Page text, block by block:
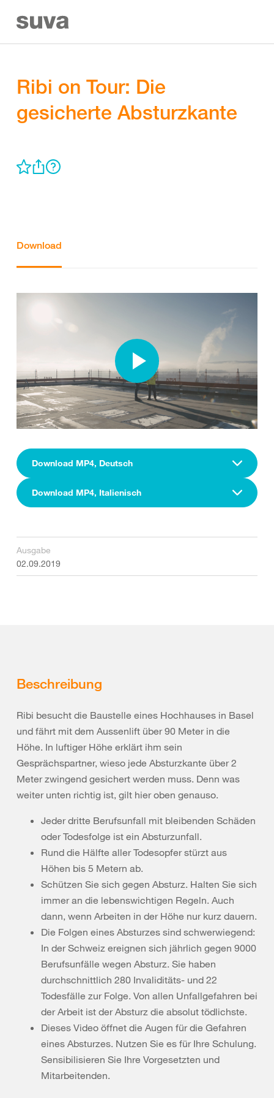
Ribi on Tour: Die
gesicherte Absturzkante
Download
Download MP4, Deutsch
Download MP4, Italienisch
Ausgabe
02.09.2019
Beschreibung
Ribi besucht die Baustelle eines Hochhauses in Basel
und fährt mit dem Aussenlift über 90 Meter in die
Höhe. In luftiger Höhe erklärt ihm sein
Gesprächspartner, wieso jede Absturzkante über 2
Meter zwingend gesichert werden muss. Denn was
weiter unten richtig ist, gilt hier oben genauso.
Jeder dritte Berufsunfall mit bleibenden Schäden
oder Todesfolge ist ein Absturzunfall.
Rund die Hälfte aller Todesopfer stürzt aus
Höhen bis 5 Metern ab.
Schützen Sie sich gegen Absturz. Halten Sie sich
immer an die lebenswichtigen Regeln. Auch
dann, wenn Arbeiten in der Höhe nur kurz dauern.
Die Folgen eines Absturzes sind schwerwiegend:
In der Schweiz ereignen sich jährlich gegen 9000
Berufsunfälle wegen Absturz. Sie haben
durchschnittlich 280 Invaliditäts- und 22
Todesfälle zur Folge. Von allen Unfallgefahren bei
der Arbeit ist der Absturz die absolut tödlichste.
Dieses Video öffnet die Augen für die Gefahren
eines Absturzes. Nutzen Sie es für Ihre Schulung.
Sensibilisieren Sie Ihre Vorgesetzten und
Mitarbeitenden.